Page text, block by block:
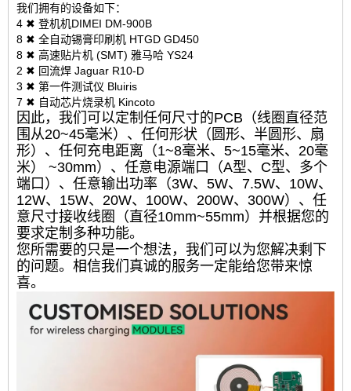
我们拥有的设备如下：
4 ✖ 登机机DIMEI DM-900B
8 ✖ 全自动锡膏印刷机 HTGD GD450
8 ✖ 高速贴片机 (SMT) 雅马哈 YS24
2 ✖ 回流焊 Jaguar R10-D
3 ✖ 第一件测试仪 Bluiris
7 ✖ 自动芯片烧录机 Kincoto
因此，我们可以定制任何尺寸的PCB（线圈直径范
围从20~45毫米）、任何形状（圆形、半圆形、扇
形）、任何充电距离（1~8毫米、5~15毫米、20毫
米） ~30mm）、任意电源端口（A型、C型、多个
端口）、任意输出功率（3W、5W、7.5W、10W、
12W、15W、20W、100W、200W、300W）、任
意尺寸接收线圈（直径10mm~55mm）并根据您的
要求定制多种功能。
您所需要的只是一个想法，我们可以为您解决剩下
的问题。相信我们真诚的服务一定能给您带来惊
喜。